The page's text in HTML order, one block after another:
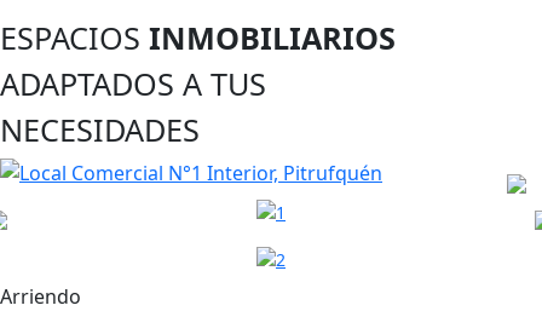
ESPACIOS INMOBILIARIOS
ADAPTADOS A TUS
NECESIDADES
Arriendo